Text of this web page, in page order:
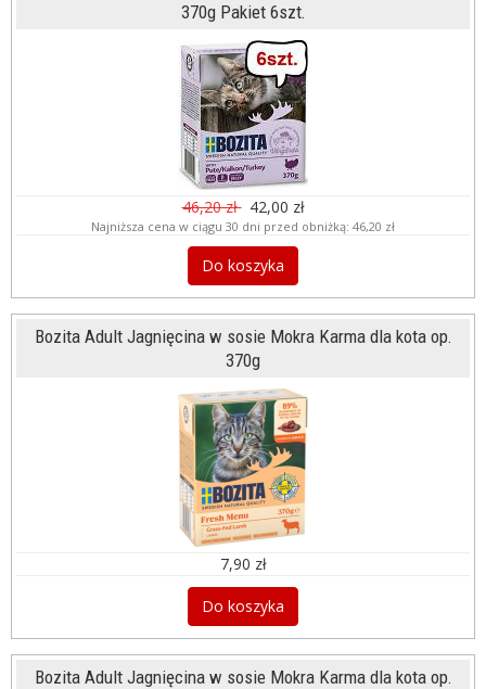
370g Pakiet 6szt.
46,20 zł 42,00 zł
Najniższa cena w ciągu 30 dni przed obniżką: 46,20 zł
Do koszyka
Bozita Adult Jagnięcina w sosie Mokra Karma dla kota op.
370g
7,90 zł
Do koszyka
Bozita Adult Jagnięcina w sosie Mokra Karma dla kota op.